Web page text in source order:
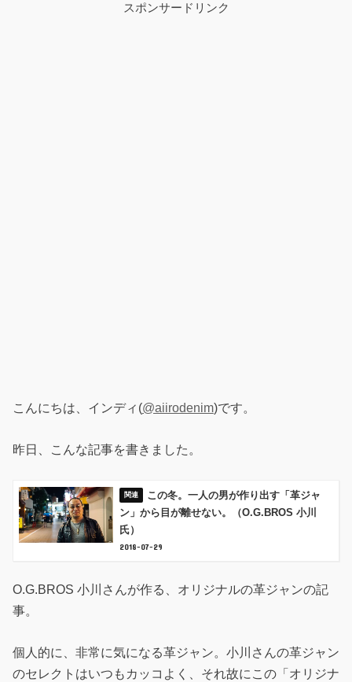
スポンサードリンク
こんにちは、インディ(@aiirodenim)です。
昨日、こんな記事を書きました。
この冬。一人の男が作り出す「革ジャ
ン」から目が離せない。（O.G.BROS 小川
氏）
2018-07-29
O.G.BROS 小川さんが作る、オリジナルの革ジャンの記
事。
個人的に、非常に気になる革ジャン。小川さんの革ジャン
のセレクトはいつもカッコよく、それ故にこの「オリジナ